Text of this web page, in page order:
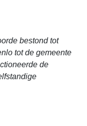
bestond tot
tot de gemeente
de